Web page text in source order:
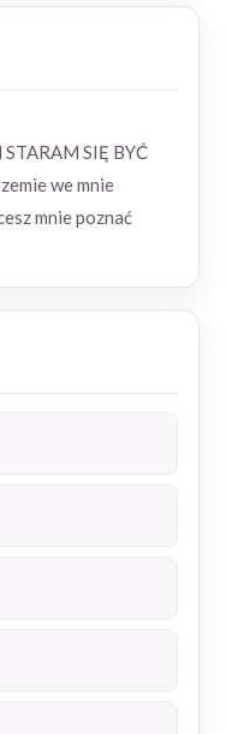
SIĘ BYĆ
we mnie
mnie poznać